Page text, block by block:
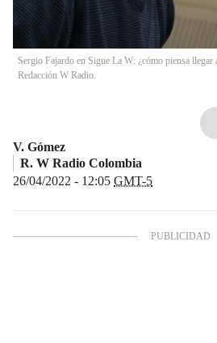
Sergio Fajardo en Sigue La W: ¿cómo piensa llegar
Redacción W Radio.
V. Gómez
R. W Radio Colombia
26/04/2022 - 12:05 GMT-5